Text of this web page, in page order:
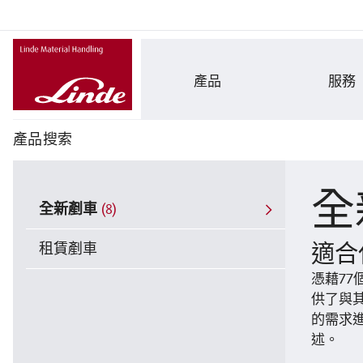
產品 服務
產品搜索
全新剷車 (8)
租賃剷車 適
憑藉77
供了與
的需求
述。